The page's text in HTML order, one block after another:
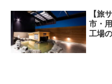
【旅
市・
工場